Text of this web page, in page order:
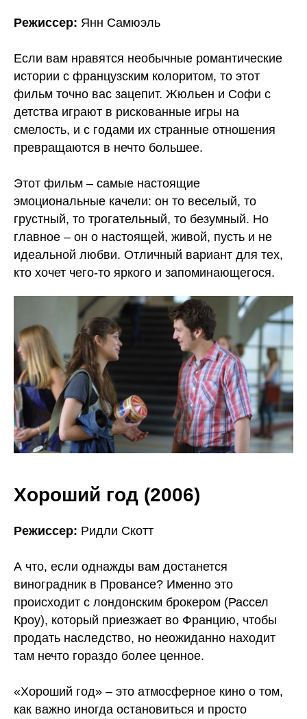
Режиссер: Янн Самюэль
Если вам нравятся необычные романтические
истории с французским колоритом, то этот
фильм точно вас зацепит. Жюльен и Софи с
детства играют в рискованные игры на
смелость, и с годами их странные отношения
превращаются в нечто большее.
Этот фильм – самые настоящие
эмоциональные качели: он то веселый, то
грустный, то трогательный, то безумный. Но
главное – он о настоящей, живой, пусть и не
идеальной любви. Отличный вариант для тех,
кто хочет чего-то яркого и запоминающегося.
Хороший год (2006)
Режиссер: Ридли Скотт
А что, если однажды вам достанется
виноградник в Провансе? Именно это
происходит с лондонским брокером (Рассел
Кроу), который приезжает во Францию, чтобы
продать наследство, но неожиданно находит
там нечто гораздо более ценное.
«Хороший год» – это атмосферное кино о том,
как важно иногда остановиться и просто
@eva_smitup
По всем вопросам
ограниченной ответственностью «Метод развития»,
адрес: 198095, г. Санкт-Петербург, ул. Промышленная, д.
История
История
Юридические документы партнеров
Акции
Русский язык
Биология
Химия
Наверх ↑
Математика
Английский язык
Русский язык
Физика
Информатика
Английский язык
Банк заданий
Поиск
исполнителей
ОГЭ
Правовая информация
ЕГЭ
Информация о программном
организации